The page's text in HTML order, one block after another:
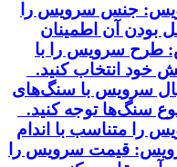
جنس سرویس را
بودن آن اطمینان
سرویس را با
خود انتخاب کنید.
سرویس با سنگ‌های
سنگ‌ها توجه کنید.
را متناسب با اندام
قیمت سرویس را